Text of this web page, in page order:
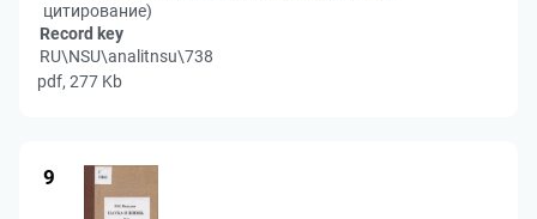
цитирование)
Record key
RU\NSU\analitnsu\738
pdf, 277 Kb
9